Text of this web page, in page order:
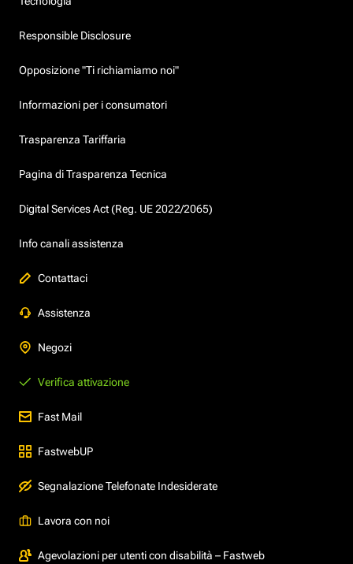
Responsible Disclosure
Opposizione "Ti richiamiamo noi"
Informazioni per i consumatori
Trasparenza Tariffaria
Pagina di Trasparenza Tecnica
Digital Services Act (Reg. UE 2022/2065)
Info canali assistenza
Contattaci
Assistenza
Negozi
Verifica attivazione
Fast Mail
FastwebUP
Segnalazione Telefonate Indesiderate
Lavora con noi
Agevolazioni per utenti con disabilità – Fastweb